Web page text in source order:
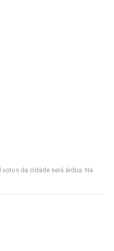
da cidade será árdua. Na